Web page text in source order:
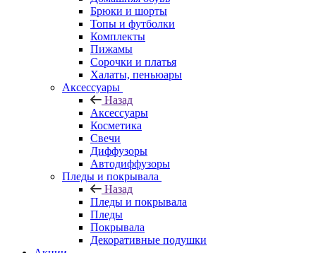
Брюки и шорты
Топы и футболки
Комплекты
Пижамы
Сорочки и платья
Халаты, пеньюары
Аксессуары
Назад
Аксессуары
Косметика
Свечи
Диффузоры
Автодиффузоры
Пледы и покрывала
Назад
Пледы и покрывала
Пледы
Покрывала
Декоративные подушки